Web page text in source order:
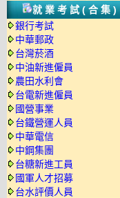
就業考試(合集)
銀行考試
中華郵政
台灣菸酒
中油新進僱員
農田水利會
台電新進僱員
國營事業
台鐵營運人員
中華電信
中鋼集團
台糖新進工員
國軍人才招募
台水評價人員